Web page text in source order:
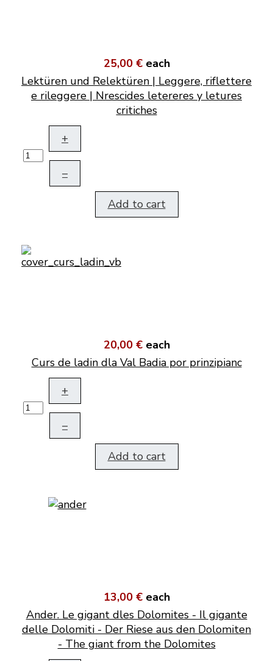
25,00 € each
Lektüren und Relektüren | Leggere, riflettere
e rileggere | Nrescides letereres y letures
critiches
+
–
Add to cart
20,00 € each
Curs de ladin dla Val Badia por prinzipianc
+
–
Add to cart
13,00 € each
Ander. Le gigant dles Dolomites - Il gigante
delle Dolomiti - Der Riese aus den Dolomiten
- The giant from the Dolomites